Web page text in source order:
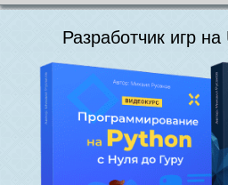
Разработчик игр